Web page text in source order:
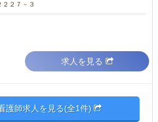
２７－３
求人を見る
護師求人を見る(全1件)